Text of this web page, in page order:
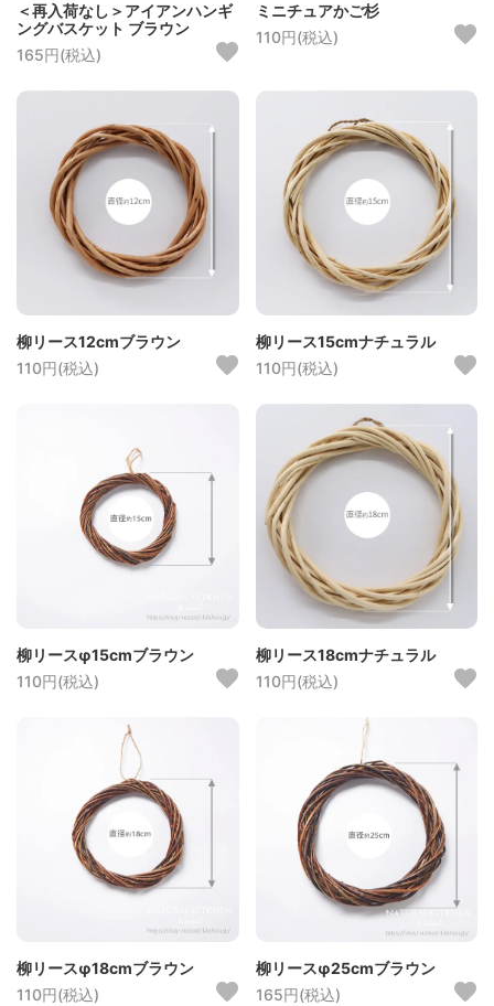
＜再入荷なし＞アイアンハンギ
ングバスケット ブラウン
165円(税込)
ミニチュアかご杉
110円(税込)
柳リース12cmブラウン
110円(税込)
柳リース15cmナチュラル
110円(税込)
柳リースφ15cmブラウン
110円(税込)
柳リース18cmナチュラル
110円(税込)
柳リースφ18cmブラウン
110円(税込)
柳リースφ25cmブラウン
165円(税込)